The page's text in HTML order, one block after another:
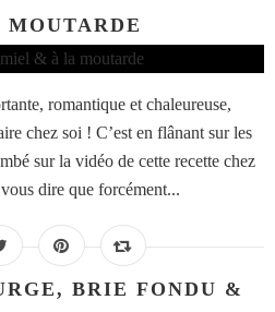
romantique et chaleureuse,
chez soi ! C’est en flânant sur les
sur la vidéo de cette recette chez
dire que forcément...
BRIE FONDU &